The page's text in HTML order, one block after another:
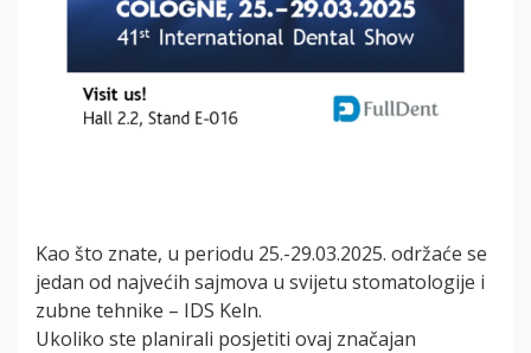
Kao što znate, u periodu 25.-29.03.2025. održaće se
jedan od najvećih sajmova u svijetu stomatologije i
zubne tehnike – IDS Keln.
Ukoliko ste planirali posjetiti ovaj značajan